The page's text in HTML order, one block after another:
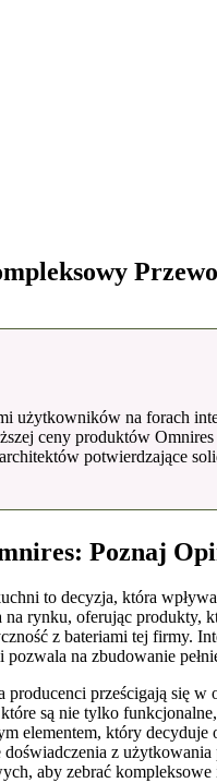
użytkowników na forach
ceny produktów
potwierdzające
Poznaj
to decyzja, która
rynku, oferując produkty,
z bateriami tej
na zbudowanie
prześcigają się
są nie tylko
elementem, który
z
aby zebrać